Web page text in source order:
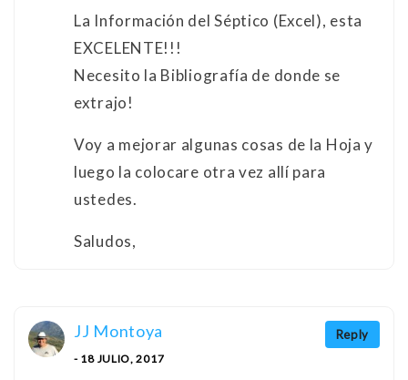
La Información del Séptico (Excel), esta
EXCELENTE!!!
Necesito la Bibliografía de donde se
extrajo!
Voy a mejorar algunas cosas de la Hoja y
luego la colocare otra vez allí para
ustedes.
Saludos,
Reply
JJ Montoya
- 18 JULIO, 2017